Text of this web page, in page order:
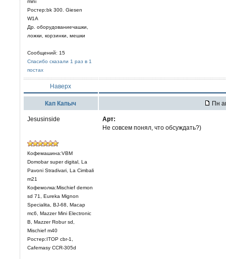
mini
Ростер:bk 300. Giesen
W1A
Др. оборудованиечашки,
ложки, корзинки, мешки
Сообщений: 15
Спасибо сказали 1 раз в 1
постах
Наверх
Кап Капыч Пн
Jesusinside
Кофемашина:VBM
Domobar super digital, La
Pavoni Stradivari, La Cimbali
m21
Кофемолка:Mischief demon
sd 71, Eureka Mignon
Specialita, BJ-68, Macap
mc6, Mazzer Mini Electronic
В, Mazzer Robur sd,
Mischief m40
Ростер:ITOP cbr-1,
Cafemasy CCR-305d
Арт:
Не совсем понял, что обсуждать?)